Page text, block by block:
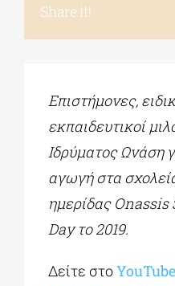
Share it!
Επιστήμονες,
εκπαιδευτικοί
Ιδρύματος Ωνάση
αγωγή στα
ημερίδας
Day το 2019.
Δείτε στο